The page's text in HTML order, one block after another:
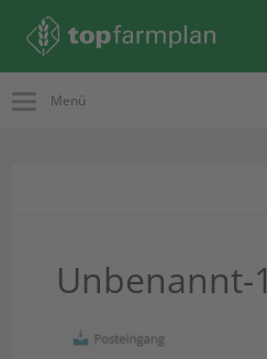
Menü
Unbenannt-1